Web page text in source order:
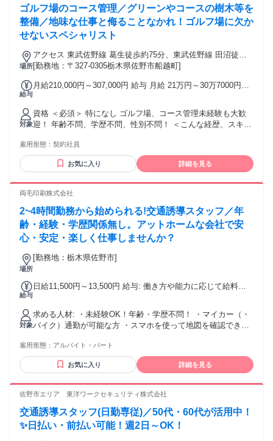
のお仕事も大歓迎／ 研修があるので安心してスタートできま
す◎
ゴルフ場のコース管理／グリーンやコースの樹木等を
整備／地味な仕事と侮ることなかれ！ゴルフ場に欠か
せないスペシャリスト
場所
アクセス 東武佐野線 葛生徒歩約75分、東武佐野線 田沼徒歩
約78分、東武佐野線 多田（栃木県）徒歩約84分 東北道「佐野
[勤務地：〒327-0305栃木県佐野市船越町]
給与
月給210,000円～307,000円 給与 月給 21万円～30万7000円
対象
資格 ＜必須＞ 特になし ゴルフ場、コース管理未経験も大歓
迎！ 年齢不問、学歴不問、性別不問！ ＜こんな経歴、スキ
・スポーツが好きな方 ・他のゴルフ場でコース管理をしてい
た方 ・造園業、植木屋、ガーデンデザイナー、 グリーンコー
ディネーター、樹木医など 木々にまつわる仕事をしていた方
然が好きな方 ・幅広い世代がいる場所で働きたい方 ・人の笑
きたい方 ・自然を見るのが好きな方、自然の中で働きたい方
・残業が少ない場所で働きたい方 ・夕方前に終わる職場で働
きたい方 I・Uターン歓迎！
雇用形態： 契約社員
お気に入り 詳細を見る
両毛印刷株式会社
2~4時間勤務から始められる!交通誘導スタッフ／年
齢・経験・学歴関係無し。アットホームな会社で安
心・安定・楽しく仕事しませんか？
場所
[勤務地：栃木県佐野市]
給与
日給11,500円～13,500円 給与: 働き方や能力に応じて給料が
対象
求める人材: ・未経験OK！年齢・学歴不問！ ・マイカー（・
バイク）通勤が可能な方 ・スマホを使って地図を確認できる
雇用形態： アルバイト・パート
お気に入り 詳細を見る
佐野市エリア 東洋ワークセキュリティ株式会社
交通誘導スタッフ(日勤専従)／50代・60代が活用中！
✨日払い・前払い可能！週2日～OK！